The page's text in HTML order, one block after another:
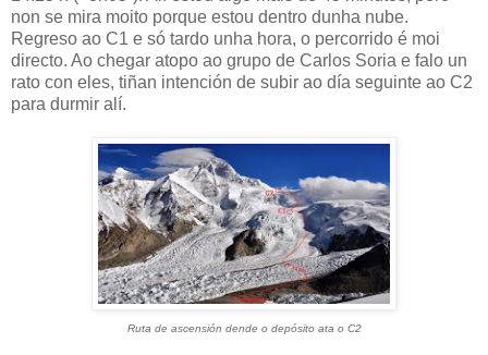
non se mira moito porque estou dentro dunha nube.
Regreso ao C1 e só tardo unha hora, o percorrido é moi
directo. Ao chegar atopo ao grupo de Carlos Soria e falo un
rato con eles, tiñan intención de subir ao día seguinte ao C2
para durmir alí.
Ruta de ascensión dende o depósito ata o C2